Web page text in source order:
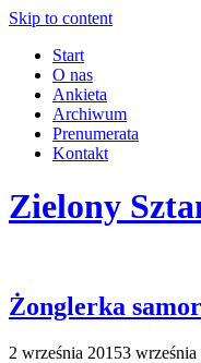
Skip to content
Start
O nas
Ankieta
Archiwum
Prenumerata
Kontakt
Zielony
Żonglerka
2 września 20153 września